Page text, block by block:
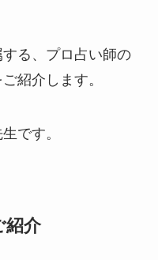
る、プロ占い師の
紹介します。
です。
紹介